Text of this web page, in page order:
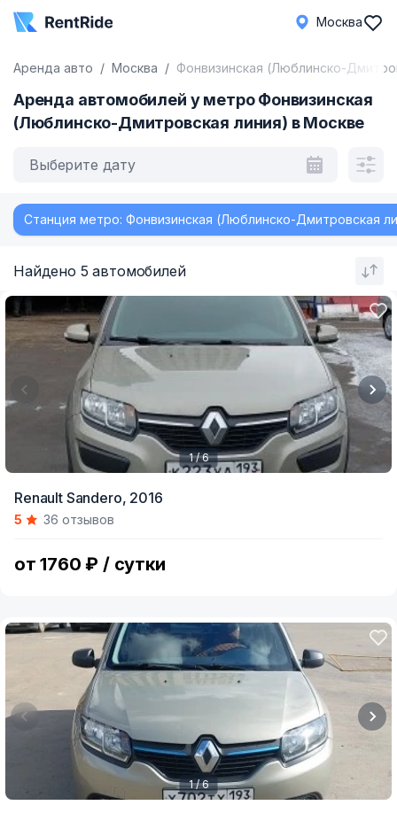
Москва
Аренда авто Москва Фонвизинская (Люблинско-
Аренда автомобилей у метро Фонвизинская
(Люблинско-Дмитровская линия) в Москве
Выберите дату
Станция метро: Фонвизинская (Люблинско-Дмитровская
Найдено 5 автомобилей
of
1 / 6
Renault Sandero, 2016
5 36 отзывов
от 1760 ₽ / сутки
1 / 6